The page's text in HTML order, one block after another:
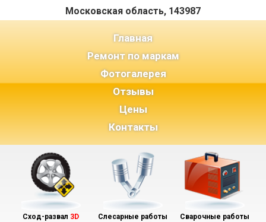
Московская область, 143987
Главная(current)
Ремонт по маркам
Фотогалерея
Отзывы
Цены
Контакты
Сход-развал 3D Слесарные работы Сварочные работы